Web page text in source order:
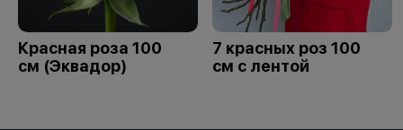
Красная роза 100
см (Эквадор)
7 красных роз 100
см с лентой